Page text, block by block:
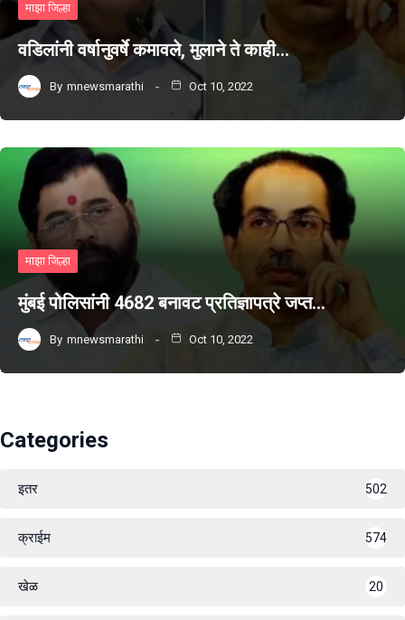
माझा जिल्हा
वडिलांनी वर्षानुवर्षे कमावले, मुलाने ते काही…
By mnewsmarathi Oct 10, 2022
माझा जिल्हा
मुंबई पोलिसांनी 4682 बनावट प्रतिज्ञापत्रे जप्त…
By mnewsmarathi Oct 10, 2022
Categories
इतर 502
क्राईम 574
खेळ 20